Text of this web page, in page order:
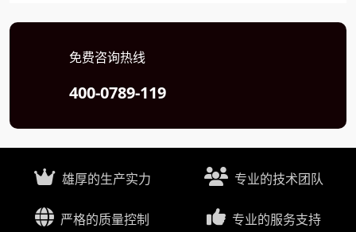
免费咨询热线
400-0789-119
雄厚的生产实力 专业的技术团队
严格的质量控制 专业的服务支持